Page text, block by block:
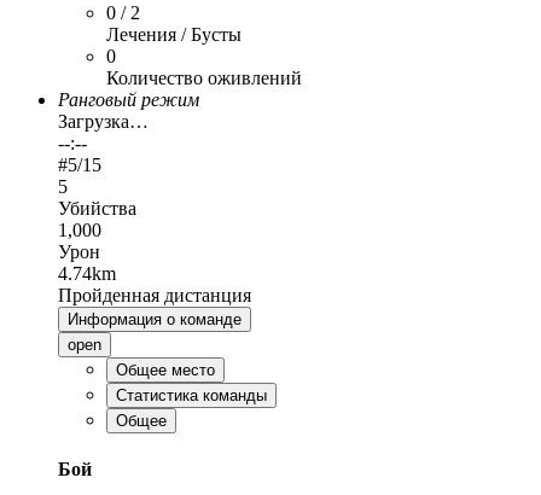
0 / 2
Лечения / Бусты
0
Количество оживлений
Ранговый режим
Загрузка…
--:--
#5/15
5
Убийства
1,000
Урон
4.74km
Пройденная дистанция
Информация о команде
open
Общее место
Статистика команды
Общее
Бой